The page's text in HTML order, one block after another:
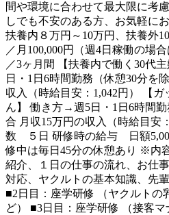
間や環境に合わせて最大限に考
しでも不安のある方、お気軽に
扶養内８万円～10万円、扶養外
／月100,000円（週4日稼働の場
／3ヶ月間 【扶養内で働く30
日・1日6時間勤務（休憩30分を
収入（時給目安：1,042円） 【
ん】 働き方→週5日・1日6時間
合 月収15万円の収入（時給目安
数 ５日 研修時の給与 日額
修中は毎日45分の休憩あり ※内
紹介、１日の仕事の流れ、お仕
対応、ヤクルトの基本知識、先
■2日目：座学研修 （ヤクルト
ど） ■3日目：座学研修 （接客